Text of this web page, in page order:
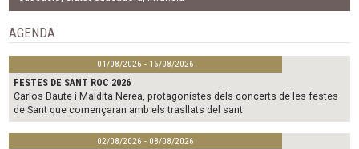
o
o
k
e
AGENDA
01/08/2026 - 16/08/2026
FESTES DE SANT ROC 2026
Carlos Baute i Maldita Nerea, protagonistes dels concerts de les festes
de Sant que començaran amb els trasllats del sant
02/08/2026 - 08/08/2026